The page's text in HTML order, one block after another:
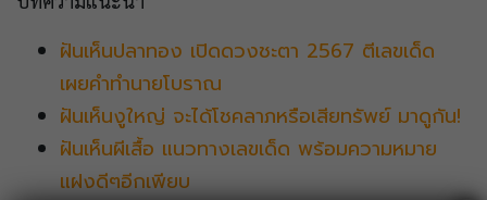
ฝันเห็นปลาทอง เปิดดวงชะตา 2567 ตีเลขเด็ด
เผยคำทำนายโบราณ
ฝันเห็นงูใหญ่ จะได้โชคลาภหรือเสียทรัพย์ มาดูกัน!
ฝันเห็นผีเสื้อ แนวทางเลขเด็ด พร้อมความหมาย
แฝงดีๆอีกเพียบ